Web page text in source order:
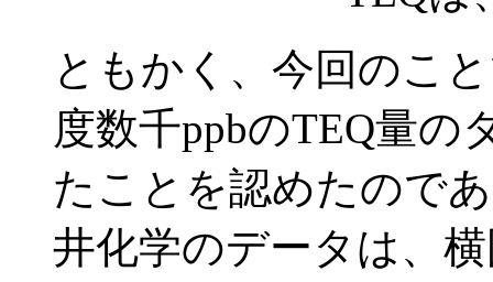
ともかく、今回のこ
度数千ppbのTEQ量
たことを認めたので
井化学のデータは、